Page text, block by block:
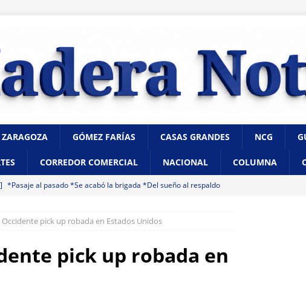
GÓMEZ FARÍAS CASAS GRANDES NCG
CORREDOR COMERCIAL NACIONAL COLUMNA
*Pasaje al pasado *Se acabó la brigada *Del sueño al respaldo
] “Que presenten las pruebas”: Santiago de la Peña niega que
contra Morena
CHIHUAHUA
Hombre muere a bordo de una ambulancia de URGE tras sufrir
Occidente pick up robada en Estados Unidos
pick up robada en